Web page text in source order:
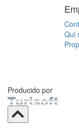
Qui
Producido por